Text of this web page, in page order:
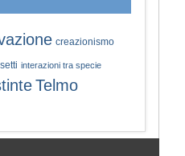
creazionismo
interazioni tra specie
Telmo